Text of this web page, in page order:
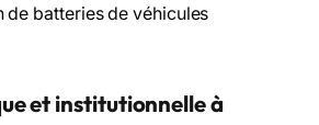
batteries de véhicules
et institutionnelle à